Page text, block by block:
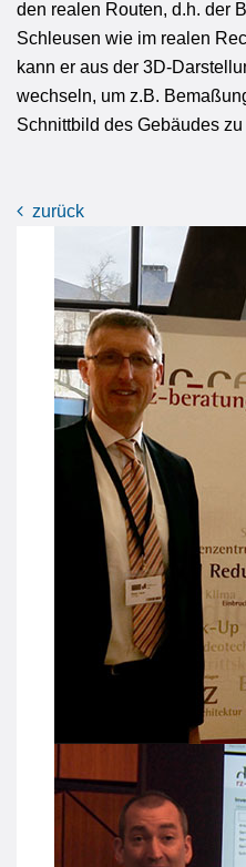
den realen Routen, d.h. der
Schleusen wie im realen
kann er aus der 3D-
wechseln, um z.B.
Schnittbild des Gebäudes zu
zurück